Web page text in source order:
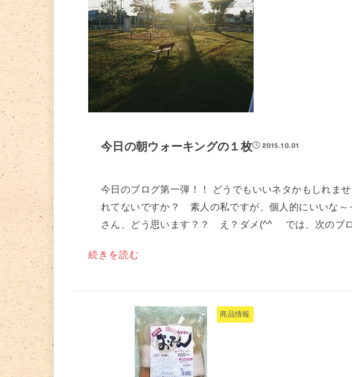
今日の朝ウォーキングの１枚 2015.10.01
今日のブログ第一弾！！ どうでもいいネタかもしれま
れてないですか？ 素人の私ですが、個人的にいいな～
さん、どう思います？？ え？ダメ(^^ゞ では、次のブ
続きを読む
商品情報